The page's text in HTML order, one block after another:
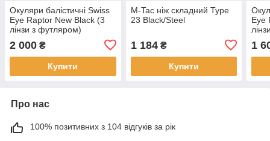
Окуляри балістичні Swiss
Eye Raptor New Black (3
лінзи з футляром)
2 000 ₴
Купити
M-Tac ніж складний Type
23 Black/Steel
1 184₴
Купити
Eye
1
Про нас
100% позитивних з 104 відгуків за рік